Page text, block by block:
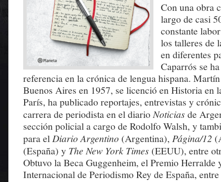
Con una obra
largo de casi
constante
los talleres de
en diferentes
Caparrós se
referencia en la crónica de lengua hispana.
Buenos Aires en 1957, se licenció en Historia en
París, ha publicado reportajes, entrevistas y
carrera de periodista en el diarioNoticiasde
sección policial a cargo de Rodolfo Walsh, y
para el Diario Argentino (Argentina), Página/12
(España) y The New York Times (EEUU), entre
Obtuvo la Beca Guggenheim, el Premio Herralde
Internacional de Periodismo Rey de España,